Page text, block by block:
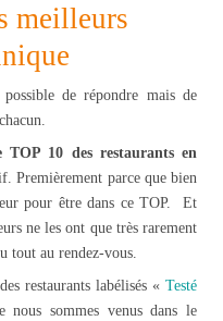
meilleurs
de répondre mais de
TOP 10 des restaurants en
Premièrement parce que bien
pour être dans ce TOP. Et
ne les ont que très rarement
tout au rendez-vous.
restaurants labélisés « Testé
sommes venus dans le